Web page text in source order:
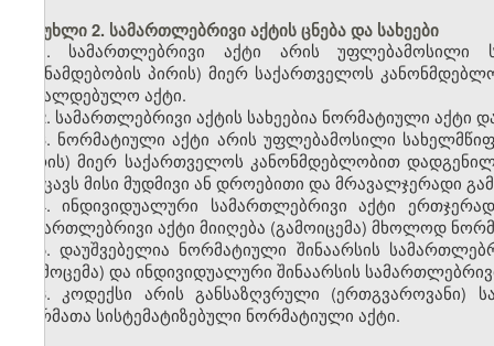
მუხლი 2. სამართლებრივი აქტის ცნება და სახეები
1. სამართლებრივი აქტი არის უფლებამოსილი
(თანამდებობის პირის) მიერ საქართველოს
სავალდებულო აქტი.
2. სამართლებრივი აქტის სახეებია ნორმატიული აქტი
3. ნორმატიული აქტი არის უფლებამოსილი
პირის) მიერ საქართველოს კანონმდებლობით
შეიცავს მისი მუდმივი ან დროებითი და მრავალჯერადი
4. ინდივიდუალური სამართლებრივი აქტი
სამართლებრივი აქტი მიიღება (გამოიცემა) მხოლოდ
5. დაუშვებელია ნორმატიული შინაარსის
(გამოცემა) და ინდივიდუალური შინაარსის
6. კოდექსი არის განსაზღვრული (ერთგვაროვანი)
ნორმათა სისტემატიზებული ნორმატიული აქტი.